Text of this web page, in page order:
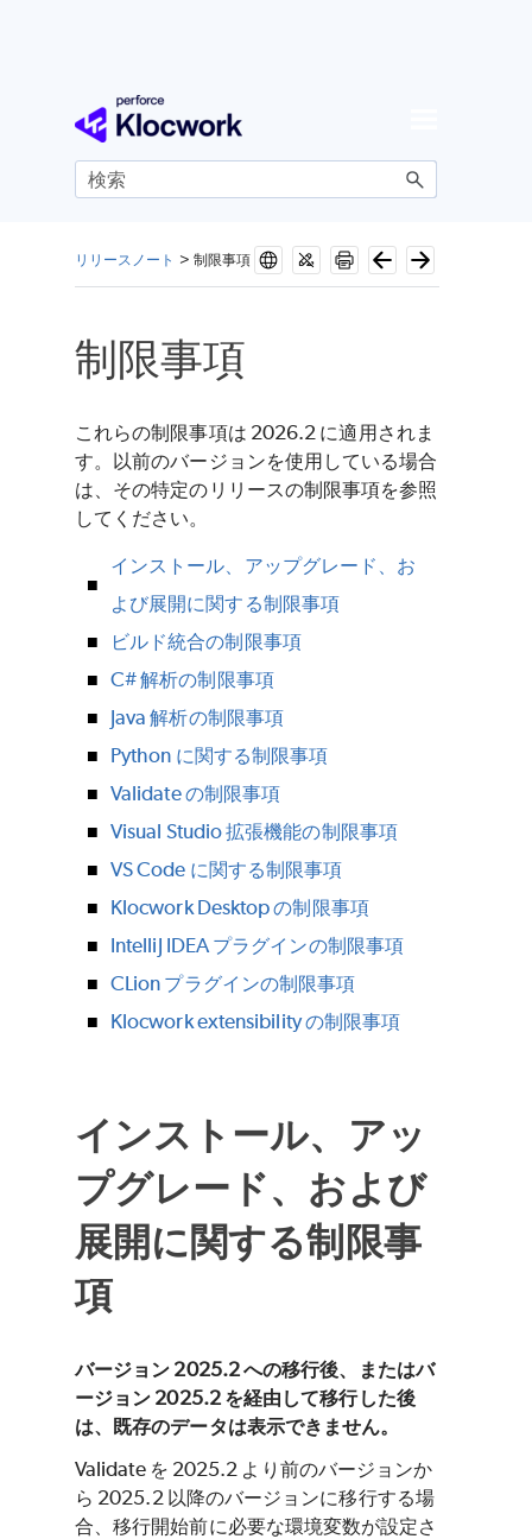
メイン コンテンツにスキップ
リリースノート > 制限事項
制限事項
これらの制限事項は 2026.2 に適用されま
す。以前のバージョンを使用している場合
は、その特定のリリースの制限事項を参照
してください。
インストール、アップグレード、お
よび展開に関する制限事項
ビルド統合の制限事項
C# 解析の制限事項
Java 解析の制限事項
Python に関する制限事項
Validate の制限事項
Visual Studio 拡張機能の制限事項
VS Code に関する制限事項
Klocwork Desktop の制限事項
IntelliJ IDEA プラグインの制限事項
CLion プラグインの制限事項
Klocwork extensibility の制限事項
インストール、アッ
プグレード、および
展開に関する制限事
項
バージョン 2025.2 への移行後、またはバ
ージョン 2025.2 を経由して移行した後
は、既存のデータは表示できません。
Validate を 2025.2 より前のバージョンか
ら 2025.2 以降のバージョンに移行する場
合、移行開始前に必要な環境変数が設定さ